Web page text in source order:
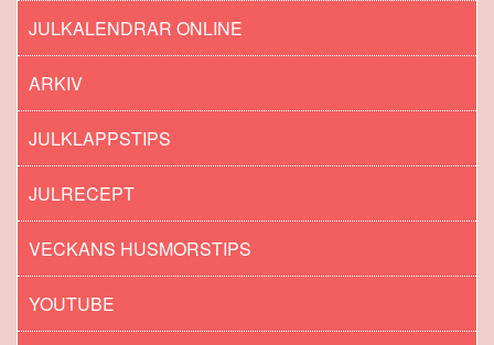
JULKALENDRAR ONLINE
ARKIV
JULKLAPPSTIPS
JULRECEPT
VECKANS HUSMORSTIPS
YOUTUBE